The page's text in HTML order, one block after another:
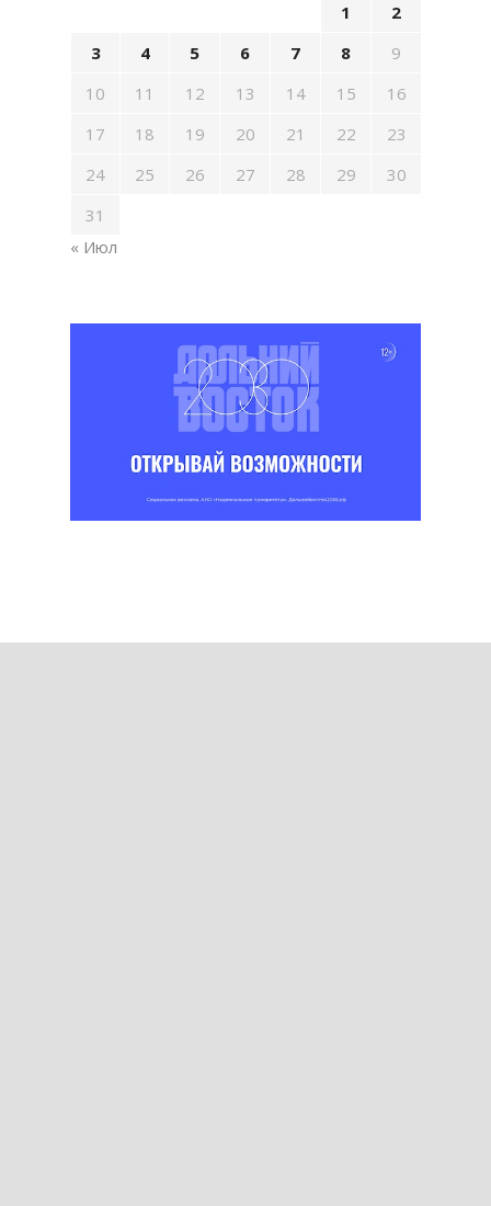
1
2
3
4 5 6 7 8
9
10
11 12 13 14 15
16
17
18 19 20 21 22
23
24
25 26 27 28 29
30
31
« Июл